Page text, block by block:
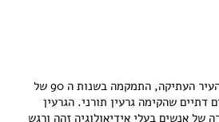
בצמוד לח'אן אל חילו, בלב העיר העתיקה, התמקמה בשנות ה 90 של
דתיים שהקימה גרעין תורני. הגרעין
של אנשים בעלי אידיאולוגיה זהה ורגש